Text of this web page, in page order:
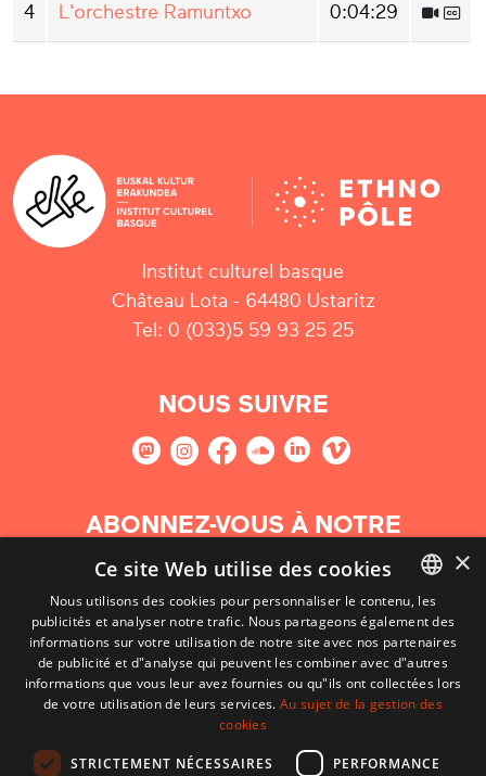
4 L'orchestre Ramuntxo 0:04:29
Institut culturel basque
Château Lota - 64480 Ustaritz
Tel: 0 (033)5 59 93 25 25
NOUS SUIVRE
ABONNEZ-VOUS À NOTRE
NEWSLETTER
S'abonner
BASQUE
FRENCH
×
Ce site Web utilise des cookies
Nous utilisons des cookies pour personnaliser le contenu, les
publicités et analyser notre trafic. Nous partageons également des
informations sur votre utilisation de notre site avec nos partenaires
de publicité et d"analyse qui peuvent les combiner avec d"autres
informations que vous leur avez fournies ou qu"ils ont collectées lors
de votre utilisation de leurs services.Au sujet de la gestion des
cookies
STRICTEMENT NÉCESSAIRES PERFORMANCE